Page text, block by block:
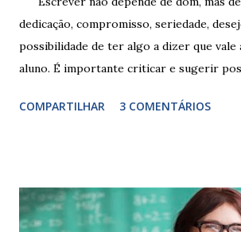
dedicação, compromisso, seriedade,
possibilidade de ter algo a dizer que vale
aluno. É importante criticar e sugerir
exercitação. E encontrar a melhor
sempre as intervenções feitas para ações
isso ressalta trabalho. SUGESTÕES DE
COMPARTILHAR 3 COMENTÁRIOS